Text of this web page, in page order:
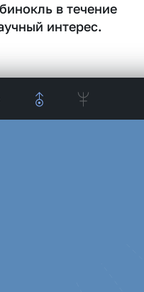
в течение
интерес.